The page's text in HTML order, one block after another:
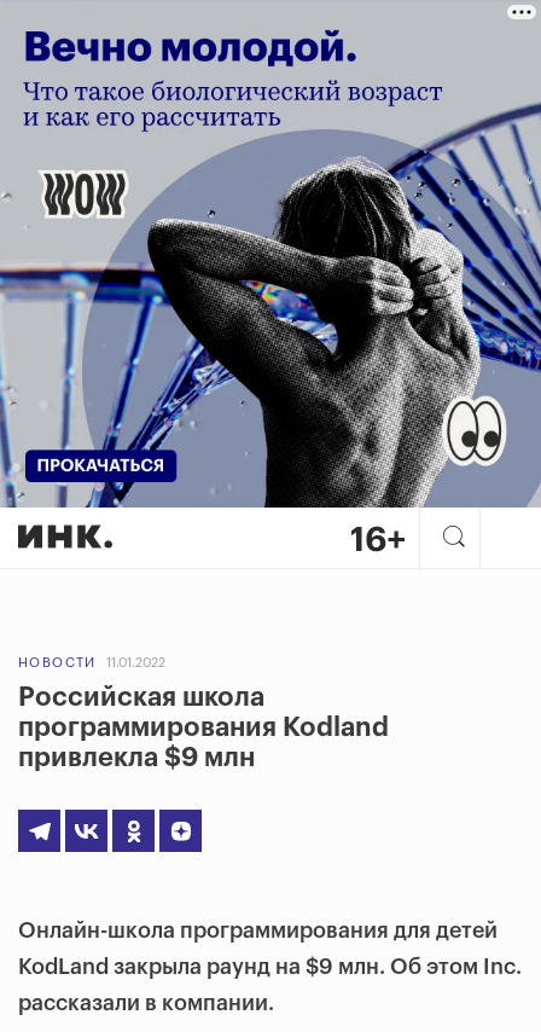
НОВОСТИ 11.01.2022
Российская школа
программирования Kodland
привлекла $9 млн
Онлайн-школа программирования для детей
KodLand закрыла раунд на $9 млн. Об этом Inc.
рассказали в компании.